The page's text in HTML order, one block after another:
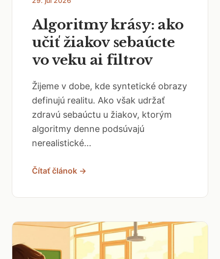
Algoritmy krásy: ako
učiť žiakov sebaúcte
vo veku ai filtrov
Žijeme v dobe, kde syntetické obrazy
definujú realitu. Ako však udržať
zdravú sebaúctu u žiakov, ktorým
algoritmy denne podsúvajú
nerealistické...
Čítať článok →